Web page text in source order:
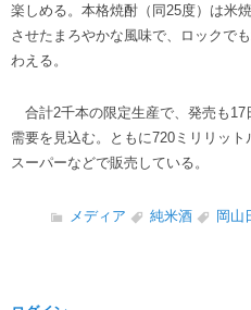
楽しめる。本格焼酎（同25度）は米
させたまろやかな風味で、ロックで
わえる。
合計2千本の限定生産で、発売も17
需要を見込む。ともに720ミリリッ
スーパーなどで販売している。
メディア 純米酒 岡山